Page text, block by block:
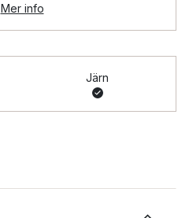
Mer info
Järn